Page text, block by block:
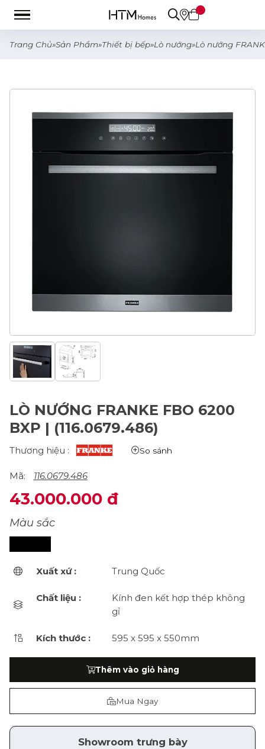
Trang Chủ»Sản Phẩm»Thiết bị bếp»Lò nướng»Lò nướng
LÒ NƯỚNG FRANKE FBO 6200
BXP | (116.0679.486)
Thương hiệu : So sánh
Mã: 116.0679.486
43.000.000 đ
Màu sắc
Xuất xứ : Trung Quốc
Chất liệu :
Kính đen kết hợp thép không
gỉ
Kích thước : 595 x 595 x 550mm
Thêm vào giỏ hàng
Mua Ngay
Showroom trưng bày